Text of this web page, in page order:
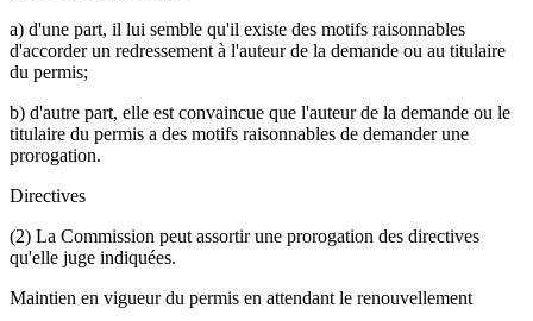
a) d'une part, il lui semble qu'il existe des motifs raisonnables
d'accorder un redressement à l'auteur de la demande ou au titulaire
du permis;
b) d'autre part, elle est convaincue que l'auteur de la demande ou le
titulaire du permis a des motifs raisonnables de demander une
prorogation.
Directives
(2) La Commission peut assortir une prorogation des directives
qu'elle juge indiquées.
Maintien en vigueur du permis en attendant le renouvellement